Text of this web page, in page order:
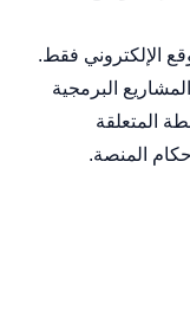
الإلكتروني فقط.
البرمجية
المتعلقة
المنصة.